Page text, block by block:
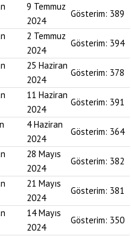
9 Temmuz
2024
Gösterim: 389
2 Temmuz
2024
Gösterim: 394
25 Haziran
2024
Gösterim: 378
11 Haziran
2024
Gösterim: 391
4 Haziran
2024
Gösterim: 364
28 Mayıs
2024
Gösterim: 382
21 Mayıs
2024
Gösterim: 381
14 Mayıs
2024
Gösterim: 350